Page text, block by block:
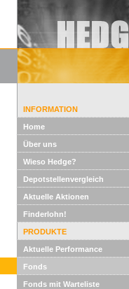
INFORMATION
Home
Über uns
Wieso Hedge?
Depotstellenvergleich
Aktuelle Aktionen
Finderlohn!
PRODUKTE
Aktuelle Performance
Fonds
Fonds mit Warteliste